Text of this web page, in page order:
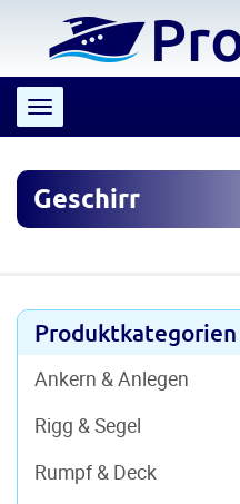
Toggle navigation
Geschirr
Produktkategorien
Ankern & Anlegen
Rigg & Segel
Rumpf & Deck